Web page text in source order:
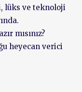
, lüks ve teknoloji
mısınız?
heyecan verici